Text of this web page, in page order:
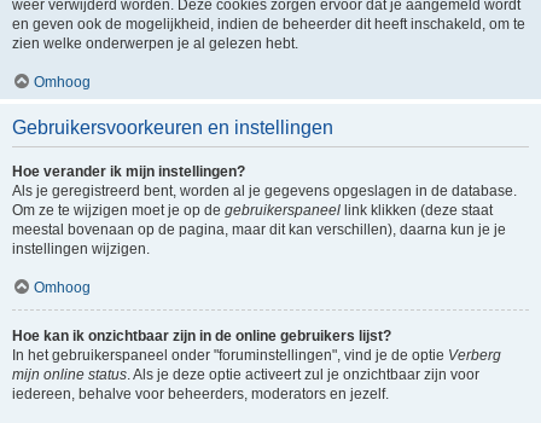
weer verwijderd worden. Deze cookies zorgen ervoor dat je aangemeld wordt
en geven ook de mogelijkheid, indien de beheerder dit heeft inschakeld, om te
zien welke onderwerpen je al gelezen hebt.
Omhoog
Gebruikersvoorkeuren en instellingen
Hoe verander ik mijn instellingen?
Als je geregistreerd bent, worden al je gegevens opgeslagen in de database.
Om ze te wijzigen moet je op de gebruikerspaneel link klikken (deze staat
meestal bovenaan op de pagina, maar dit kan verschillen), daarna kun je je
instellingen wijzigen.
Omhoog
Hoe kan ik onzichtbaar zijn in de online gebruikers lijst?
In het gebruikerspaneel onder "foruminstellingen", vind je de optie Verberg
mijn online status. Als je deze optie activeert zul je onzichtbaar zijn voor
iedereen, behalve voor beheerders, moderators en jezelf.